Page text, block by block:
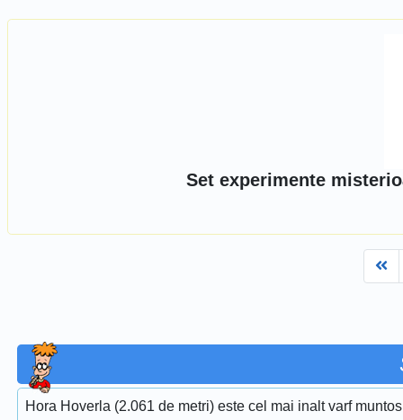
Set experimente
Hora Hoverla (2.061 de metri) este cel mai inalt varf